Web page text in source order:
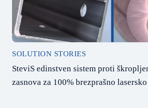
SOLUTION STORIES
SteviS edinstven sistem proti
zasnova za 100% brezprašno